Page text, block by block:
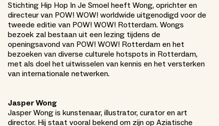
Stichting Hip Hop In Je Smoel heeft Wong, oprichter en
directeur van POW! WOW! worldwide uitgenodigd voor de
tweede editie van POW! WOW! Rotterdam. Wongs
bezoek zal bestaan uit een lezing tijdens de
openingsavond van POW! WOW! Rotterdam en het
bezoeken van diverse culturele hotspots in Rotterdam,
met als doel het uitwisselen van kennis en het versterken
van internationale netwerken.
Jasper Wong
Jasper Wong is kunstenaar, illustrator, curator en art
director. Hij staat vooral bekend om zijn op Aziatische